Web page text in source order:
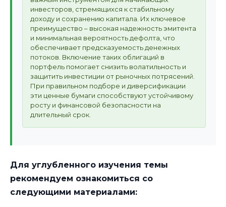
инвесторов, стремящихся к стабильному
доходу и сохранению капитала. Их ключевое
преимущество – высокая надежность эмитента
и минимальная вероятность дефолта, что
обеспечивает предсказуемость денежных
потоков. Включение таких облигаций в
портфель помогает снизить волатильность и
защитить инвестиции от рыночных потрясений.
При правильном подборе и диверсификации
эти ценные бумаги способствуют устойчивому
росту и финансовой безопасности на
длительный срок.
Для углубленного изучения темы
рекомендуем ознакомиться со
следующими материалами: